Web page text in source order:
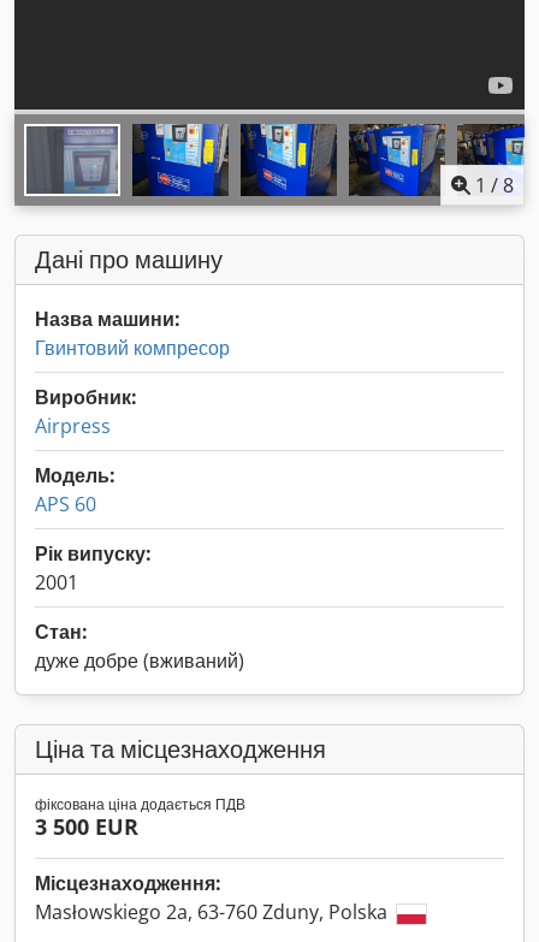
1 /8
Дані про машину
Назва машини:
Гвинтовий компресор
Виробник:
Airpress
Модель:
APS 60
Рік випуску:
2001
Стан:
дуже добре (вживаний)
Ціна та місцезнаходження
фіксована ціна додається ПДВ
3 500 EUR
Місцезнаходження:
Masłowskiego 2a, 63-760 Zduny, Polska